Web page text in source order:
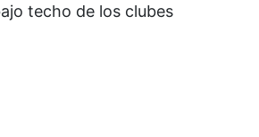
techo de los clubes